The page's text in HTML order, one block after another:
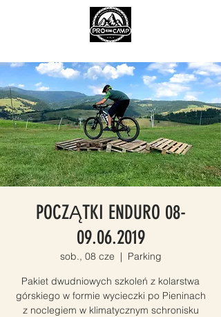
POCZĄTKI ENDURO 08-
09.06.2019
sob., 08 cze
  |
Parking
Pakiet dwudniowych szkoleń z kolarstwa
górskiego w formie wycieczki po Pieninach
z noclegiem w klimatycznym schronisku